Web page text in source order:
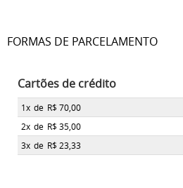
FORMAS DE PARCELAMENTO
Cartões de crédito
1x de R$ 70,00
2x de R$ 35,00
3x de R$ 23,33